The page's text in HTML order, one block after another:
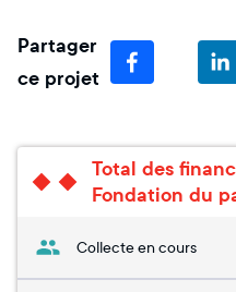
Partager
ce projet
Total des
Fondation du
Collecte en cours